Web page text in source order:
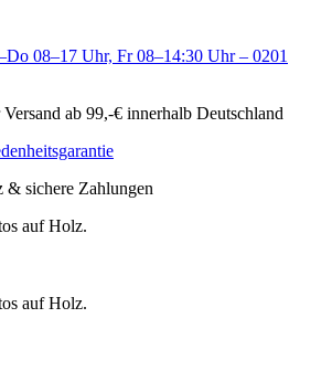
08–17 Uhr, Fr 08–14:30 Uhr – 0201
ab 99,-€ innerhalb Deutschland
& sichere Zahlungen
auf Holz.
auf Holz.